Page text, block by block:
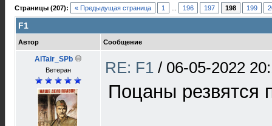
Страницы (207): « Предыдущая страница 1 196 197 198 199
F1
Автор Сообщение
AlTair_SPb
Ветеран RE: F1 / 06-05-2022
Поцаны